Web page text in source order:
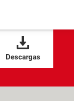
Descargas